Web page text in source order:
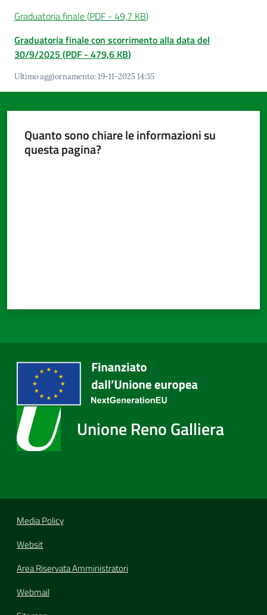
Graduatoria finale(PDF - 49,7 KB)
Graduatoria finale con scorrimento alla data del
30/9/2025 (PDF - 479,6 KB)
Ultimo aggiornamento:19-11-2025 14:35
Quanto sono chiare le informazioni su
questa pagina?
Unione Reno Galliera
Media Policy
Websit
Area Riservata Amministratori
Webmail